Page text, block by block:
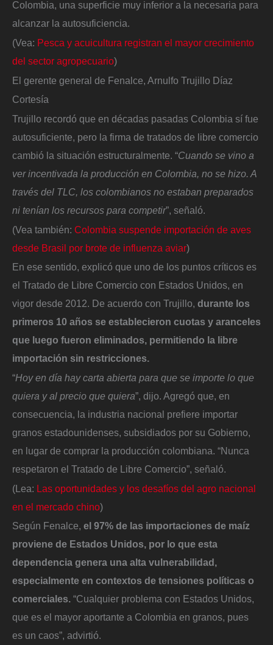
Colombia, una superficie muy inferior a la necesaria para
alcanzar la autosuficiencia.
(Vea: Pesca y acuicultura registran el mayor crecimiento
del sector agropecuario)
El gerente general de Fenalce, Arnulfo Trujillo Díaz
Cortesía
Trujillo recordó que en décadas pasadas Colombia sí fue
autosuficiente, pero la firma de tratados de libre comercio
cambió la situación estructuralmente. “Cuando se vino a
ver incentivada la producción en Colombia, no se hizo. A
través del TLC, los colombianos no estaban preparados
ni tenían los recursos para competir”, señaló.
(Vea también: Colombia suspende importación de aves
desde Brasil por brote de influenza aviar)
En ese sentido, explicó que uno de los puntos críticos es
el Tratado de Libre Comercio con Estados Unidos, en
vigor desde 2012. De acuerdo con Trujillo, durante los
primeros 10 años se establecieron cuotas y aranceles
que luego fueron eliminados, permitiendo la libre
importación sin restricciones.
“Hoy en día hay carta abierta para que se importe lo que
quiera y al precio que quiera”, dijo. Agregó que, en
consecuencia, la industria nacional prefiere importar
granos estadounidenses, subsidiados por su Gobierno,
en lugar de comprar la producción colombiana. “Nunca
respetaron el Tratado de Libre Comercio”, señaló.
(Lea: Las oportunidades y los desafíos del agro nacional
en el mercado chino)
Según Fenalce, el 97% de las importaciones de maíz
proviene de Estados Unidos, por lo que esta
dependencia genera una alta vulnerabilidad,
especialmente en contextos de tensiones políticas o
comerciales. “Cualquier problema con Estados Unidos,
que es el mayor aportante a Colombia en granos, pues
es un caos”, advirtió.